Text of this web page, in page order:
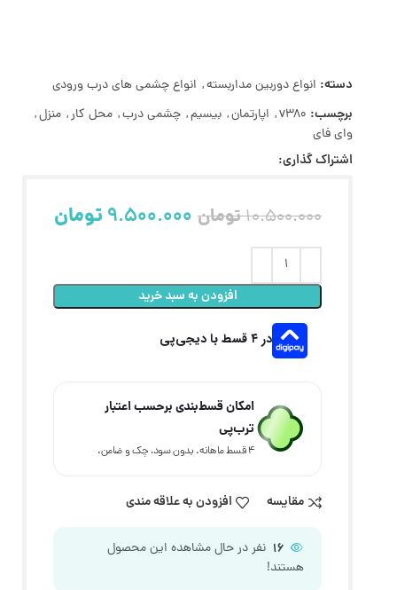
دسته: انواع دوربین مداربسته, انواع چشمی های درب ورودی
برچسب: v380
, اپارتمان, بیسیم, چشمی درب, محل کار, منزل,
وای فای
اشتراک گذاری:
10.500.000تومان 9.500.000 تومان
افزودن به سبد خرید
در ۴ قسط با دیجی‌پی
امکان قسط‌بندی برحسب اعتبار
ترب‌پی
۴ قسط ماهانه. بدون سود، چک و ضامن.
مقایسه افزودن به علاقه مندی
16 نفر در حال مشاهده این محصول
هستند!